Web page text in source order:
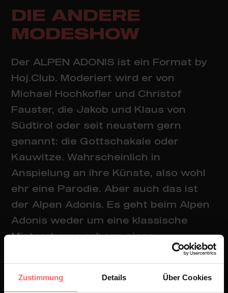
Zustimmung Details Über Cookies
DIE ANDERE
MODESHOW
Der ALPEN ADONIS ist ein Format by
Hoj.Club. Moderiert wird er von
Michael Hochkofler und Christof
Fauster, die Jakob und Klaus von
Südtirol oder seit neustem gern
genannt: die Gottschakale oder
Kauwitze. Wahrscheinlich in
Anspielung an ihre Künste, also wohl
ehr eine Parodie. Aber auch das ist
der Alpen Adonis. Es geht beim Alpen
Adonis weder um eine klassische
Mistershow noch um einen
klassischen Schönheitswettbewerb.
Noch ist es eine Talenteshow noch
eine Komödie - der Alpen Adonis ist